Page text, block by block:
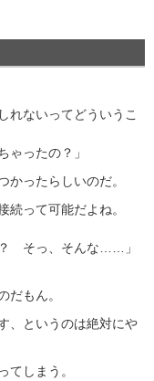
れないってどういうこ
ったの？」
かったらしいのだ。
続って可能だよね。
そっ、そんな……」
だもん。
、というのは絶対にや
てしまう。